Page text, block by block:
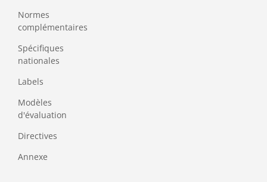
Normes
complémentaires
Spécifiques
nationales
Labels
Modèles
d'évaluation
Directives
Annexe